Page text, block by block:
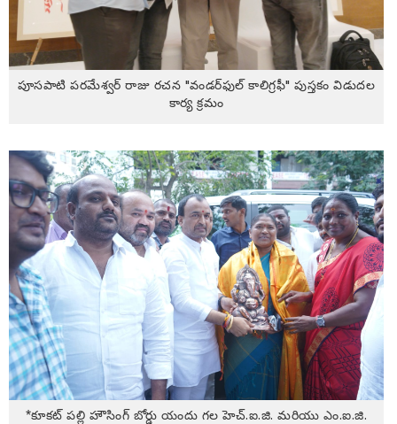
పూసపాటి పరమేశ్వర్ రాజు రచన "వండర్‌ఫుల్ కాలిగ్రఫీ" పుస్తకం విడుదల
కార్య క్రమం
*కూకట్ పల్లి హౌసింగ్ బోర్డు యందు గల హెచ్.ఐ.జి. మరియు ఎం.ఐ.జి.